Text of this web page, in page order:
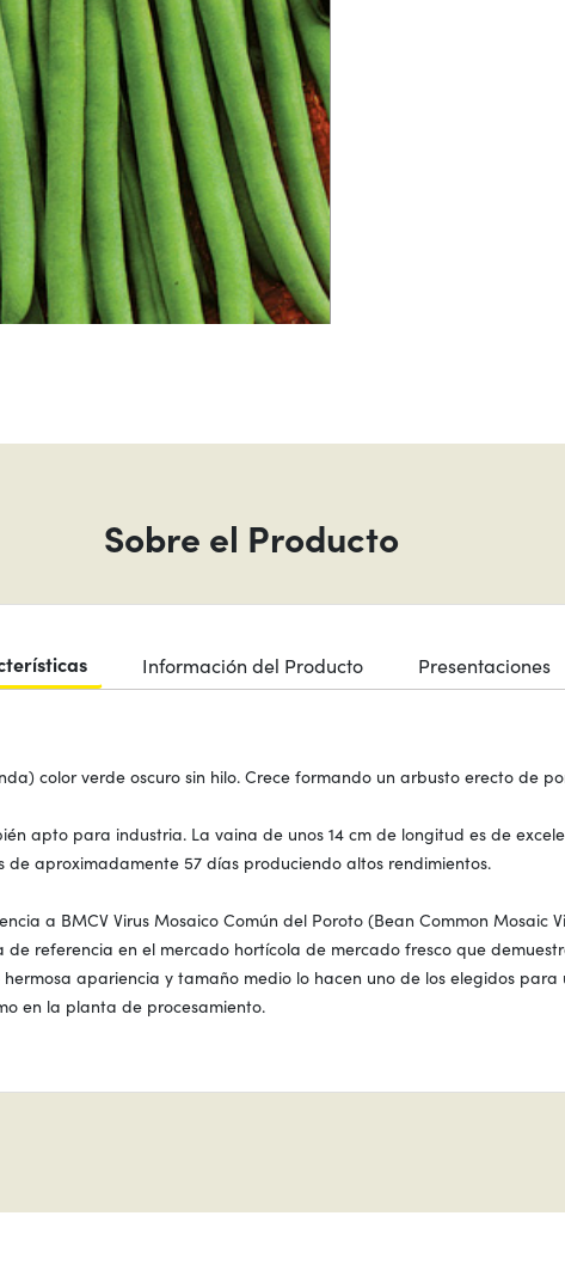
Sobre el Producto
Información del Producto Presentaciones
color verde oscuro sin hilo. Crece formando un arbusto erecto de
apto para industria. La vaina de unos 14 cm de longitud es de
de aproximadamente 57 días produciendo altos rendimientos.
a BMCV Virus Mosaico Común del Poroto (Bean Common Mosaic
referencia en el mercado hortícola de mercado fresco que
apariencia y tamaño medio lo hacen uno de los elegidos
en la planta de procesamiento.